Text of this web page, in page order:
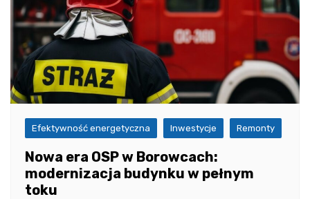
Efektywność energetyczna Inwestycje Remonty
Nowa era OSP w Borowcach:
modernizacja budynku w pełnym
toku